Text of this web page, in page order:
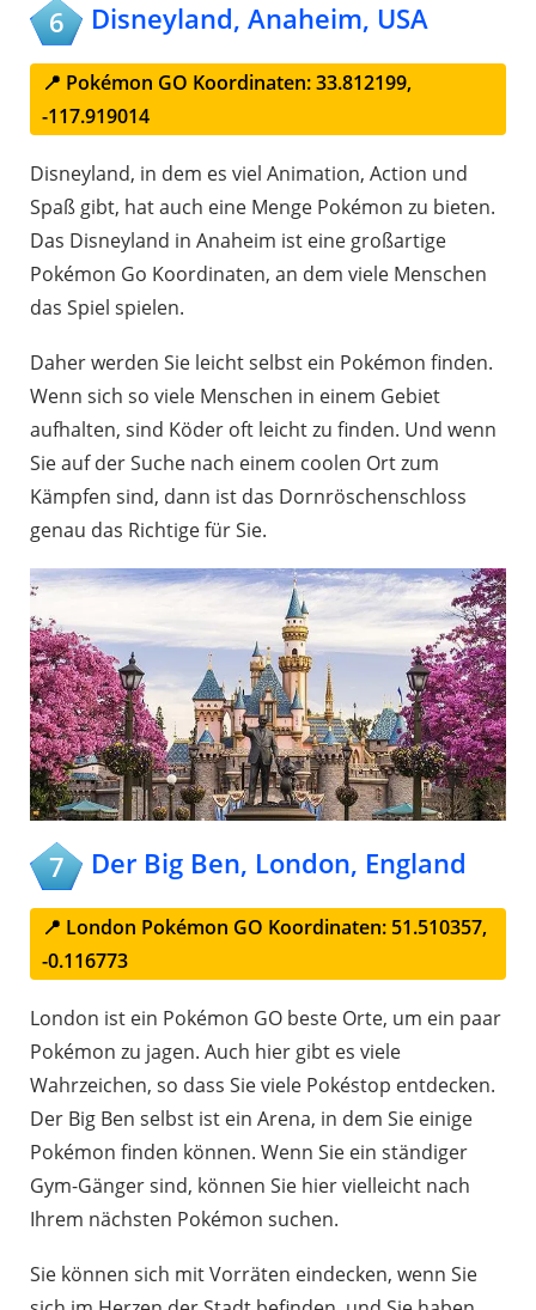
6 Disneyland, Anaheim, USA
📍 Pokémon GO Koordinaten: 33.812199,
-117.919014
Disneyland, in dem es viel Animation, Action und
Spaß gibt, hat auch eine Menge Pokémon zu bieten.
Das Disneyland in Anaheim ist eine großartige
Pokémon Go Koordinaten, an dem viele Menschen
das Spiel spielen.
Daher werden Sie leicht selbst ein Pokémon finden.
Wenn sich so viele Menschen in einem Gebiet
aufhalten, sind Köder oft leicht zu finden. Und wenn
Sie auf der Suche nach einem coolen Ort zum
Kämpfen sind, dann ist das Dornröschenschloss
genau das Richtige für Sie.
7 Der Big Ben, London, England
📍 London Pokémon GO Koordinaten: 51.510357,
-0.116773
London ist ein Pokémon GO beste Orte, um ein paar
Pokémon zu jagen. Auch hier gibt es viele
Wahrzeichen, so dass Sie viele Pokéstop entdecken.
Der Big Ben selbst ist ein Arena, in dem Sie einige
Pokémon finden können. Wenn Sie ein ständiger
Gym-Gänger sind, können Sie hier vielleicht nach
Ihrem nächsten Pokémon suchen.
Sie können sich mit Vorräten eindecken, wenn Sie